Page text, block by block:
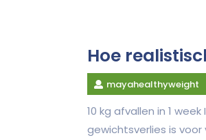
Hoe
mayahealthyweight
10 kg afvallen in 1
gewichtsverlies is voor